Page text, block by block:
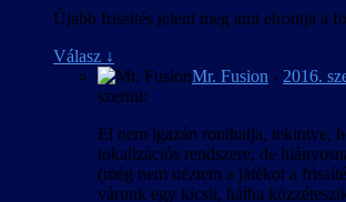
Újabb frissítés jelent meg ami elrontja a
Válasz ↓
Mr. Fusion - 2016.
szerint:
El nem igazán ronthatja, tekintve,
lokalizációs rendszere, de
(még nem néztem a játékot a
várunk egy kicsit, hátha